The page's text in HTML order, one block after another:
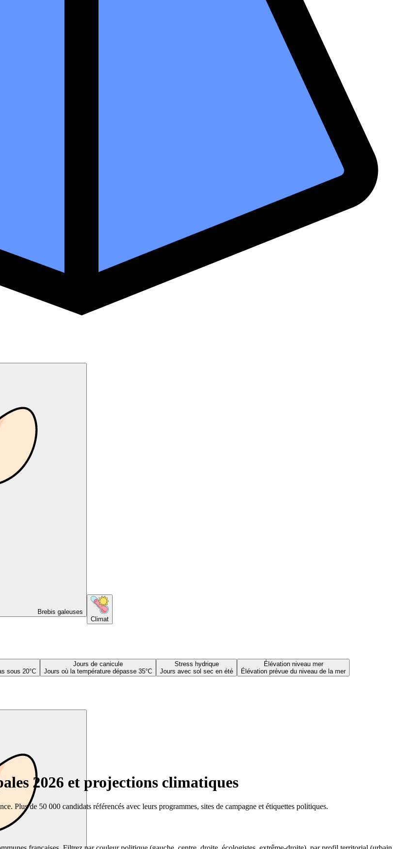
Brebis galeuses
Climat
sous 20°C
Jours de canicule
Jours où la température dépasse 35°C
Stress hydrique
Jours avec sol sec en été
Élévation niveau mer
Élévation prévue du niveau de la mer
2026 et projections climatiques
Plus de 50 000 candidats référencés avec leurs programmes, sites de campagne et étiquettes politiques.